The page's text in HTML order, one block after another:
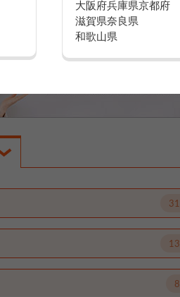
大阪府兵庫県京都府
滋賀県奈良県
和歌山県